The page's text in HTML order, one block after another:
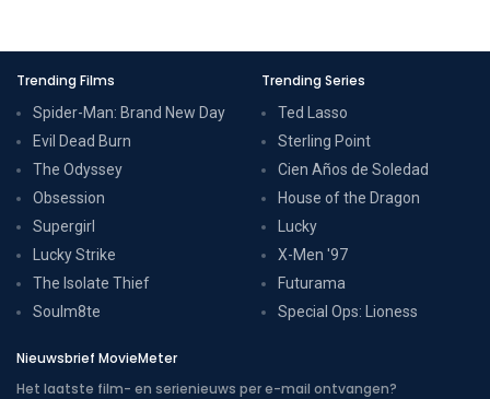
Trending Films
Spider-Man: Brand New Day
Evil Dead Burn
The Odyssey
Obsession
Supergirl
Lucky Strike
The Isolate Thief
Soulm8te
Trending Series
Ted Lasso
Sterling Point
Cien Años de Soledad
House of the Dragon
Lucky
X-Men '97
Futurama
Special Ops: Lioness
Nieuwsbrief MovieMeter
Het laatste film- en serienieuws per e-mail ontvangen?